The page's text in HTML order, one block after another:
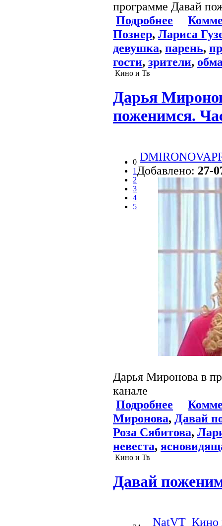
программе Давай
Подробнее
Познер, Лариса
девушка, парень,
гости, зрители,
Кино и Тв
Дарья
поженимся.
0
1
2
3
4
5
Добавлено: 27-
Дарья Миронова в
канале
Подробнее
Миронова, Давай
Роза Сябитова,
невеста,
Кино и Тв
Давай
NatVT Кино